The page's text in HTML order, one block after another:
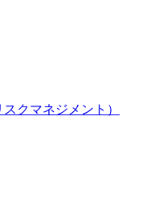
クマネジメント）